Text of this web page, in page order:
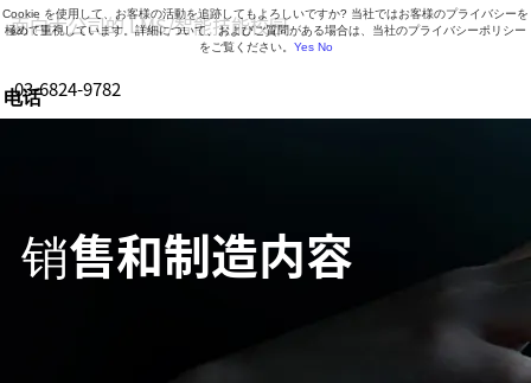
电话
03-6824-9782
面向大公司的 LMS/智能技能校园
销售和制造内容
Cookie を使用して、お客様の活動を追跡してもよろしいですか? 当社ではお客様のプライバシーを
極めて重視しています。詳細について、およびご質問がある場合は、当社のプライバシーポリシー
をご覧ください。 Yes No